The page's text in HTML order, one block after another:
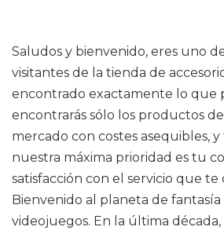
Saludos y bienvenido, eres uno
visitantes de la tienda de
encontrado exactamente lo que
encontrarás sólo los productos
mercado con costes asequibles, y
nuestra máxima prioridad es tu
satisfacción con el servicio que te
Bienvenido al planeta de
videojuegos. En la última